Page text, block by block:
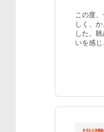
この度
しく、
した。
いを感